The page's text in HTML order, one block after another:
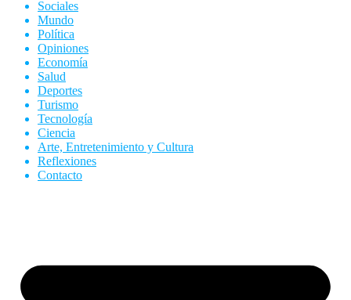
Sociales
Mundo
Política
Opiniones
Economía
Salud
Deportes
Turismo
Tecnología
Ciencia
Arte, Entretenimiento y Cultura
Reflexiones
Contacto